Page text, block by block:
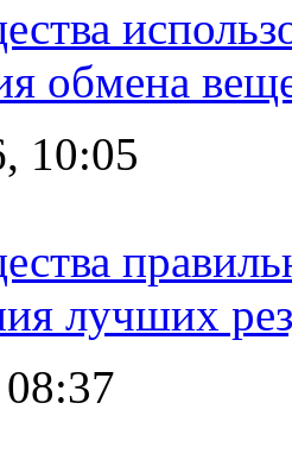
обмена
10:05
лучших